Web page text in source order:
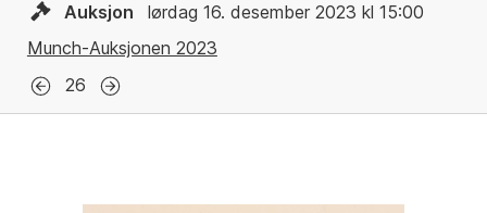
Auksjon
lørdag 16. desember 2023 kl 15:00
Munch-Auksjonen 2023
26